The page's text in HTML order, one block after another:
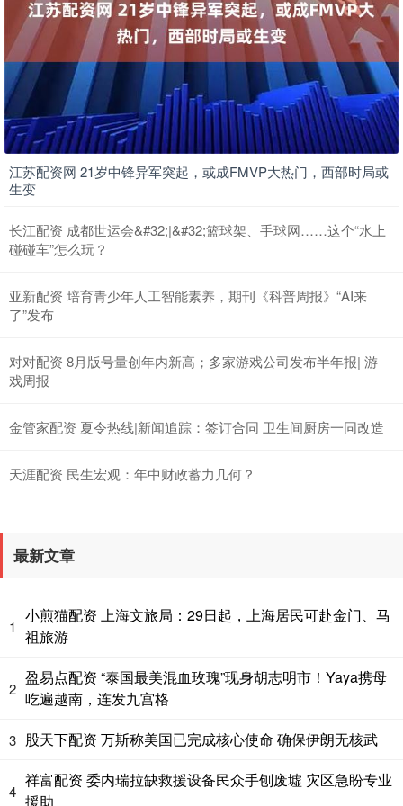
江苏配资网 21岁中锋异军突起，或成FMVP大热门，西部时局或
生变
长江配资 成都世运会&#32;|&#32;篮球架、手球网……这个“水上
碰碰车”怎么玩？
亚新配资 培育青少年人工智能素养，期刊《科普周报》“AI来
了”发布
对对配资 8月版号量创年内新高；多家游戏公司发布半年报| 游
戏周报
金管家配资 夏令热线|新闻追踪：签订合同 卫生间厨房一同改造
天涯配资 民生宏观：年中财政蓄力几何？
最新文章
1
小煎猫配资 上海文旅局：29日起，上海居民可赴金门、马
祖旅游
2
盈易点配资 “泰国最美混血玫瑰”现身胡志明市！Yaya携母
吃遍越南，连发九宫格
3 股天下配资 万斯称美国已完成核心使命 确保伊朗无核武
4
祥富配资 委内瑞拉缺救援设备民众手刨废墟 灾区急盼专业
援助